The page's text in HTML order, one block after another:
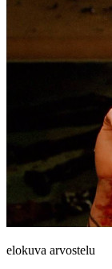
elokuva arvostelu